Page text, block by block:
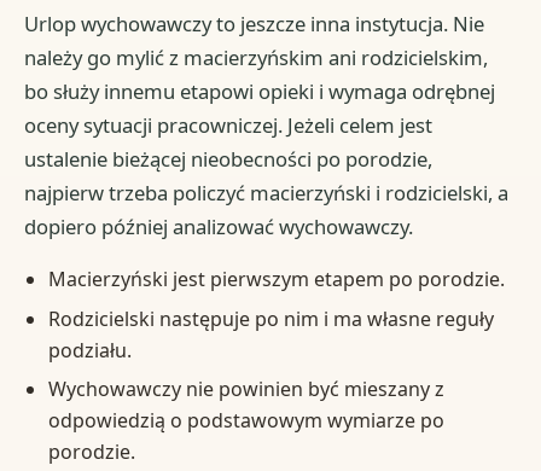
Urlop wychowawczy to jeszcze inna instytucja. Nie
należy go mylić z macierzyńskim ani rodzicielskim,
bo służy innemu etapowi opieki i wymaga odrębnej
oceny sytuacji pracowniczej. Jeżeli celem jest
ustalenie bieżącej nieobecności po porodzie,
najpierw trzeba policzyć macierzyński i rodzicielski, a
dopiero później analizować wychowawczy.
Macierzyński jest pierwszym etapem po porodzie.
Rodzicielski następuje po nim i ma własne reguły
podziału.
Wychowawczy nie powinien być mieszany z
odpowiedzią o podstawowym wymiarze po
porodzie.